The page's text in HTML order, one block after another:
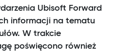
Ubisoft Forward
informacji na tematu
W trakcie
poświęcono również